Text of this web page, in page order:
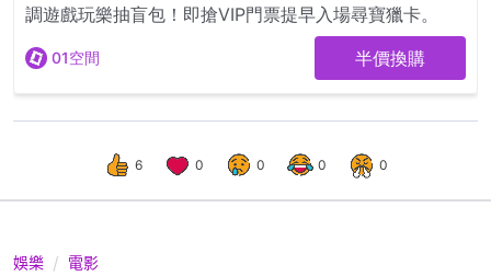
6 0 0 0 0
娛樂 電影